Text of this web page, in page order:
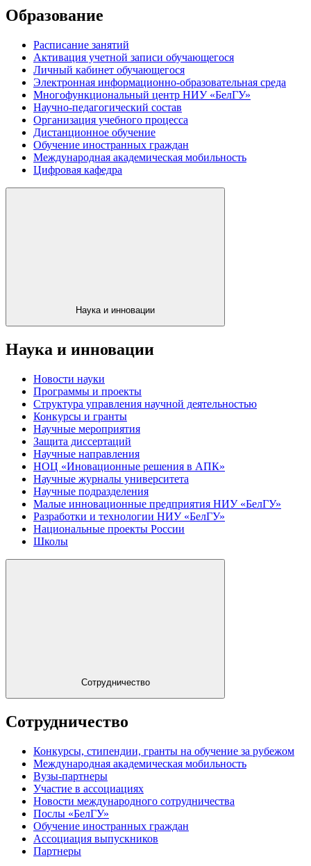
Образование
Расписание занятий
Активация учетной записи обучающегося
Личный кабинет обучающегося
Электронная информационно-образовательная среда
Многофункциональный центр НИУ «БелГУ»
Научно-педагогический состав
Организация учебного процесса
Дистанционное обучение
Обучение иностранных граждан
Международная академическая мобильность
Цифровая кафедра
Наука и инновации
Наука и инновации
Новости науки
Программы и проекты
Структура управления научной деятельностью
Конкурсы и гранты
Научные мероприятия
Защита диссертаций
Научные направления
НОЦ «Иновационные решения в АПК»
Научные журналы университета
Научные подразделения
Малые инновационные предприятия НИУ «БелГУ»
Разработки и технологии НИУ «БелГУ»
Национальные проекты России
Школы
Сотрудничество
Сотрудничество
Конкурсы, стипендии, гранты на обучение за рубежом
Международная академическая мобильность
Вузы-партнеры
Участие в ассоциациях
Новости международного сотрудничества
Послы «БелГУ»
Обучение иностранных граждан
Ассоциация выпускников
Партнеры